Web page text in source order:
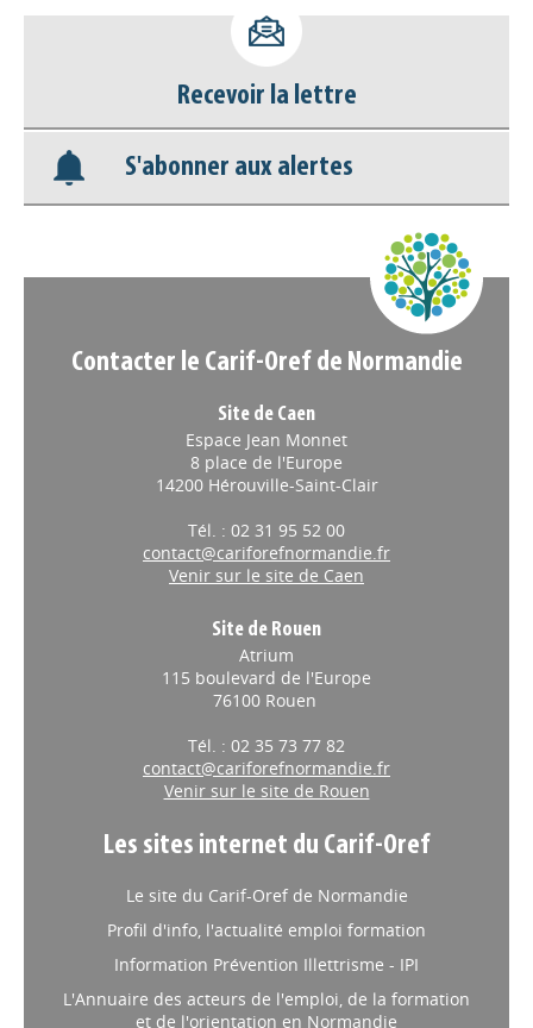
Base documentaire
Nos veilles Scoop.it
Appels à projets
Recevoir la lettre
S'abonner aux alertes
Contacter le Carif-Oref de Normandie
Site de Caen
Espace Jean Monnet
8 place de l'Europe
14200 Hérouville-Saint-Clair
Tél. : 02 31 95 52 00
contact@cariforefnormandie.fr
Venir sur le site de Caen
Site de Rouen
Atrium
115 boulevard de l'Europe
76100 Rouen
Tél. : 02 35 73 77 82
contact@cariforefnormandie.fr
Venir sur le site de Rouen
Les sites internet du Carif-Oref
Le site du Carif-Oref de Normandie
Profil d'info, l'actualité emploi formation
Information Prévention Illettrisme - IPI
L'Annuaire des acteurs de l'emploi, de la formation
et de l'orientation en Normandie